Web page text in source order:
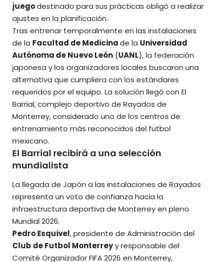
juegodestinado para sus prácticas obligó a realizar
ajustes en la planificación.
Tras entrenar temporalmente en las instalaciones
de la Facultad de Medicinade la Universidad
Autónoma de Nuevo León (UANL), la federación
japonesa y los organizadores locales buscaron una
alternativa que cumpliera con los estándares
requeridos por el equipo. La solución llegó con El
Barrial, complejo deportivo de Rayados de
Monterrey, considerado uno de los centros de
entrenamiento más reconocidos del futbol
mexicano.
El Barrial recibirá a una selección
mundialista
La llegada de Japón a las instalaciones de Rayados
representa un voto de confianza hacia la
infraestructura deportiva de Monterrey en pleno
Mundial 2026.
Pedro Esquivel, presidente de Administración del
Club de Futbol Monterreyy responsable del
Comité Organizador FIFA 2026 en Monterrey,